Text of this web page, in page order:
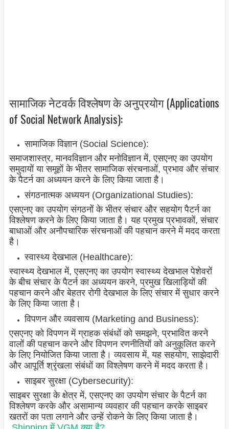
सामाजिक नेटवर्क विश्लेषण के अनुप्रयोग (Applications
of Social Network Analysis):
सामाजिक विज्ञान (Social Science):
समाजशास्त्र, मानवविज्ञान और मनोविज्ञान में, एसएनए का उपयोग
समुदायों या समूहों के भीतर सामाजिक संरचनाओं, प्रभाव और संचार
के पैटर्न का अध्ययन करने के लिए किया जाता है।
संगठनात्मक अध्ययन (Organizational Studies):
एसएनए का उपयोग संगठनों के भीतर संचार और सहयोग पैटर्न का
विश्लेषण करने के लिए किया जाता है। यह प्रमुख प्रभावकों, संचार
बाधाओं और अनौपचारिक संरचनाओं की पहचान करने में मदद करता
है।
स्वास्थ्य देखभाल (Healthcare):
स्वास्थ्य देखभाल में, एसएनए का उपयोग स्वास्थ्य देखभाल पेशेवरों
के बीच संचार के पैटर्न का अध्ययन करने, प्रमुख खिलाड़ियों की
पहचान करने और बेहतर रोगी देखभाल के लिए संचार में सुधार करने
के लिए किया जाता है।
विपणन और व्यवसाय (Marketing and Business):
एसएनए को विपणन में ग्राहक संबंधों को समझने, प्रभावित करने
वालों की पहचान करने और विपणन रणनीतियों को अनुकूलित करने
के लिए नियोजित किया जाता है। व्यवसाय में, यह सहयोग, साझेदारी
और आपूर्ति श्रृंखला संबंधों का विश्लेषण करने में मदद करता है।
साइबर सुरक्षा (Cybersecurity):
साइबर सुरक्षा के क्षेत्र में, एसएनए का उपयोग संचार के पैटर्न का
विश्लेषण करके और असामान्य व्यवहार की पहचान करके साइबर
खतरों का पता लगाने और उन्हें रोकने के लिए किया जाता है।